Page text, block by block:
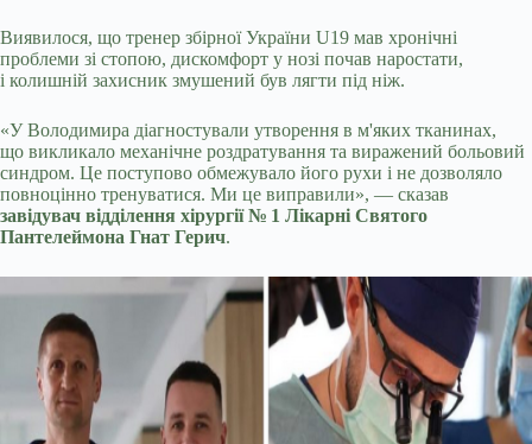
Виявилося, що тренер збірної України U19 мав хронічні
проблеми зі стопою, дискомфорт у нозі почав наростати,
і колишній захисник змушений був лягти під ніж.
«У Володимира діагностували утворення в м'яких тканинах,
що викликало механічне роздратування та виражений больовий
синдром. Це поступово обмежувало його рухи і не дозволяло
повноцінно тренуватися. Ми це виправили», — сказав
завідувач відділення хірургії № 1 Лікарні Святого
Пантелеймона Гнат Герич.